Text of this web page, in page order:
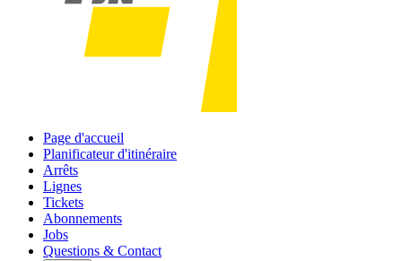
Page d'accueil
Planificateur d'itinéraire
Arrêts
Lignes
Tickets
Abonnements
Jobs
Questions & Contact